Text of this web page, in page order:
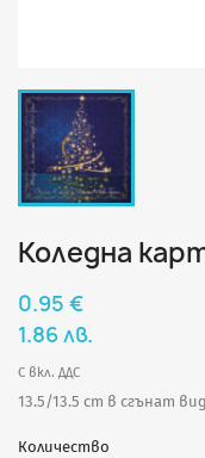
Коледна
0.95 €
1.86 лв.
С вкл. ДДС
13.5/13.5 cm в сгънат
Количество